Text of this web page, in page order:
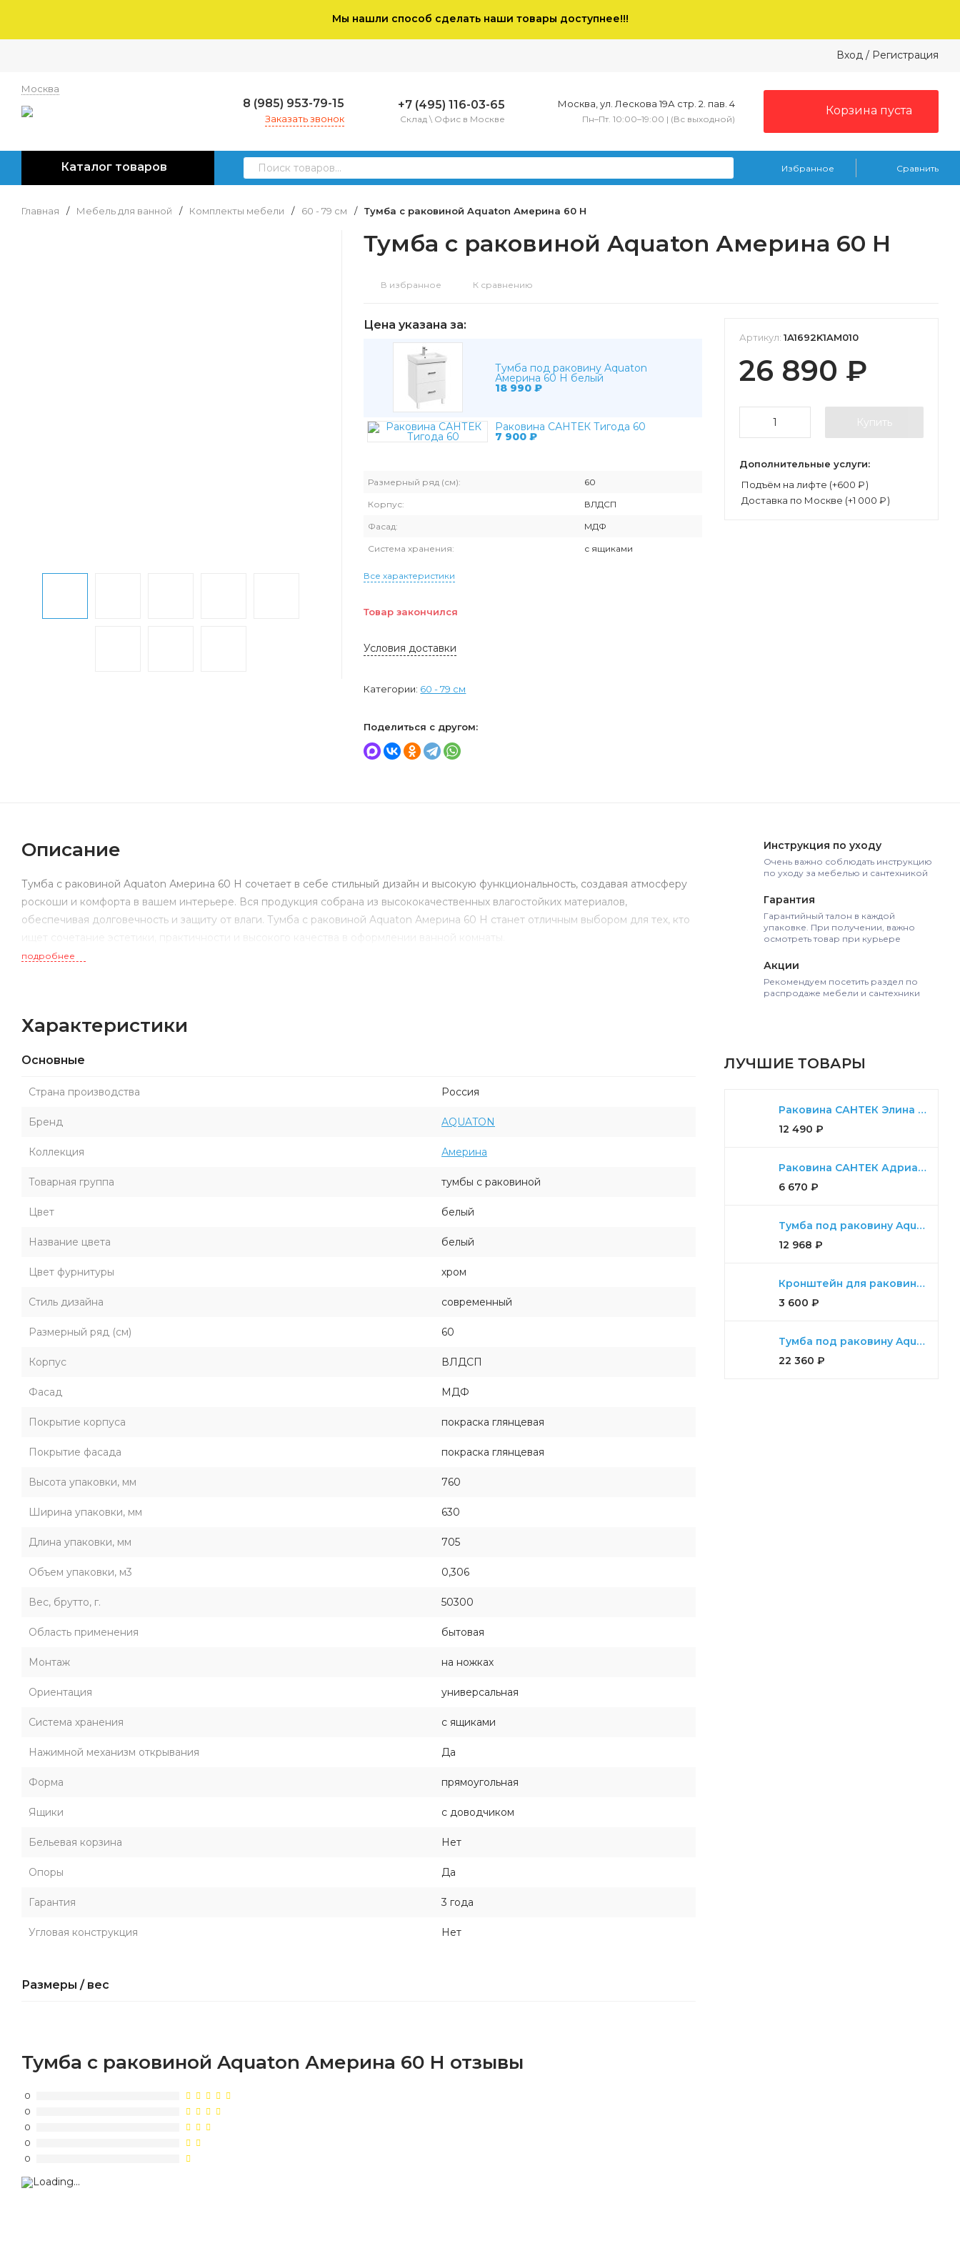
Мы нашли способ сделать наши товары доступнее!!!
Москва
Вход / Регистрация
8 (985) 953-79-15
Заказать звонок
+7 (495) 116-03-65
Склад \ Офис в Москве
Москва, ул. Лескова 19А стр. 2. пав. 4
Пн–Пт. 10:00–19:00 | (Вс выходной)
Корзина пуста
Каталог товаров Избранное Сравнить
Главная / Мебель для ванной / Комплекты мебели / 60 - 79 см / Тумба с раковиной Aquaton Америна 60 Н
Тумба с раковиной Aquaton Америна 60 Н
В избранное К сравнению
Цена указана за:
Тумба под раковину Aquaton
Америна 60 Н белый
18 990₽
Раковина САНТЕК Тигода 60
7 900₽
Размерный ряд (см): 60
Корпус: ВЛДСП
Фасад: МДФ
Система хранения: с ящиками
Все характеристики
Товар закончился
Условия доставки
Категории: 60 - 79 см
Поделиться с другом:
Артикул: 1A1692K1AM010
26 890 ₽
Купить
Дополнительные услуги:
Подъём на лифте (+600 ₽)
Доставка по Москве (+1 000 ₽)
Инструкция по уходу
Очень важно соблюдать инструкцию
по уходу за мебелью и сантехникой
Гарантия
Гарантийный талон в каждой
упаковке. При получении, важно
осмотреть товар при курьере
Акции
Рекомендуем посетить раздел по
распродаже мебели и сантехники
ЛУЧШИЕ ТОВАРЫ
Раковина САНТЕК Элина 100
12 490 ₽
Раковина САНТЕК Адриана 55
6 670 ₽
Тумба под раковину Aquaton Диор 80 белый
12 968 ₽
Кронштейн для раковины Aquaton Ричмонд комплект для 80,100,120
3 600 ₽
Тумба под раковину Aquaton Ария 65 Н белый
22 360 ₽
Описание
Тумба с раковиной Aquaton Америна 60 Н сочетает в себе стильный дизайн и высокую функциональность, создавая атмосферу
роскоши и комфорта в вашем интерьере. Вся продукция собрана из высококачественных влагостойких материалов,
обеспечивая долговечность и защиту от влаги. Тумба с раковиной Aquaton Америна 60 Н станет отличным выбором для тех, кто
ищет сочетание эстетики, практичности и высокого качества в оформлении ванной комнаты.
подробнее
Характеристики
Основные
Страна производства Россия
Бренд AQUATON
Коллекция Америна
Товарная группа тумбы с раковиной
Цвет белый
Название цвета белый
Цвет фурнитуры хром
Стиль дизайна современный
Размерный ряд (см) 60
Корпус ВЛДСП
Фасад МДФ
Покрытие корпуса покраска глянцевая
Покрытие фасада покраска глянцевая
Высота упаковки, мм 760
Ширина упаковки, мм 630
Длина упаковки, мм 705
Объем упаковки, м3 0,306
Вес, брутто, г. 50300
Область применения бытовая
Монтаж на ножках
Ориентация универсальная
Система хранения с ящиками
Нажимной механизм открывания Да
Форма прямоугольная
Ящики с доводчиком
Бельевая корзина Нет
Опоры Да
Гарантия 3 года
Угловая конструкция Нет
Размеры / вес
Тумба с раковиной Aquaton Америна 60 Н отзывы
0
0
0
0
0